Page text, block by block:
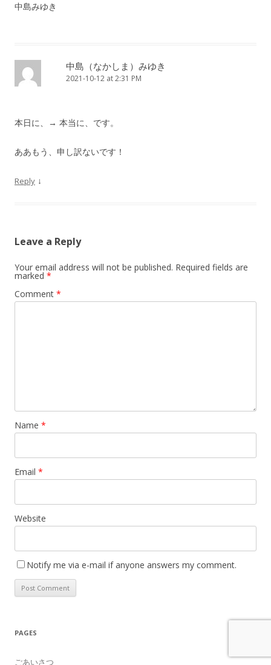
中島みゆき
中島（なかしま）みゆき
2021-10-12 at 2:31 PM
本日に、→ 本当に、です。
ああもう、申し訳ないです！
Reply ↓
Leave a Reply
Your email address will not be published. Required fields are
marked *
Comment *
Name *
Email *
Website
Notify me via e-mail if anyone answers my comment.
PAGES
ごあいさつ